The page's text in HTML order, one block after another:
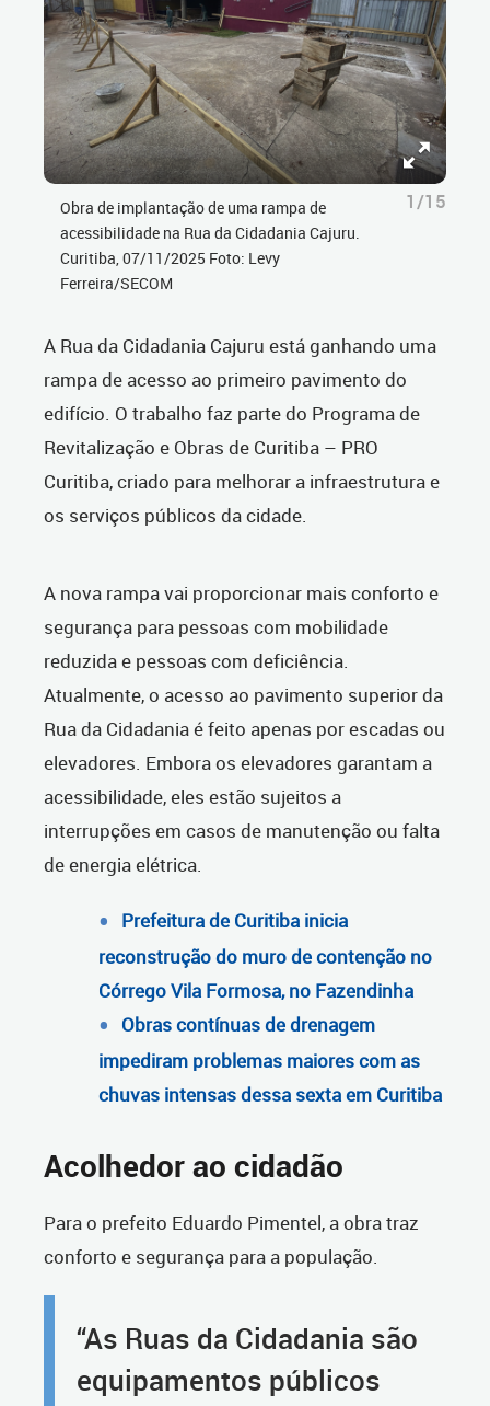
Obra de implantação de uma rampa de
acessibilidade na Rua da Cidadania Cajuru.
Curitiba, 07/11/2025 Foto: Levy
Ferreira/SECOM
1/15
A Rua da Cidadania Cajuru está ganhando uma
rampa de acesso ao primeiro pavimento do
edifício. O trabalho faz parte do Programa de
Revitalização e Obras de Curitiba – PRO
Curitiba, criado para melhorar a infraestrutura e
os serviços públicos da cidade.
A nova rampa vai proporcionar mais conforto e
segurança para pessoas com mobilidade
reduzida e pessoas com deficiência.
Atualmente, o acesso ao pavimento superior da
Rua da Cidadania é feito apenas por escadas ou
elevadores. Embora os elevadores garantam a
acessibilidade, eles estão sujeitos a
interrupções em casos de manutenção ou falta
de energia elétrica.
Prefeitura de Curitiba inicia
reconstrução do muro de contenção no
Córrego Vila Formosa, no Fazendinha
Obras contínuas de drenagem
impediram problemas maiores com as
chuvas intensas dessa sexta em Curitiba
Acolhedor ao cidadão
Para o prefeito Eduardo Pimentel, a obra traz
conforto e segurança para a população.
“As Ruas da Cidadania são
equipamentos públicos